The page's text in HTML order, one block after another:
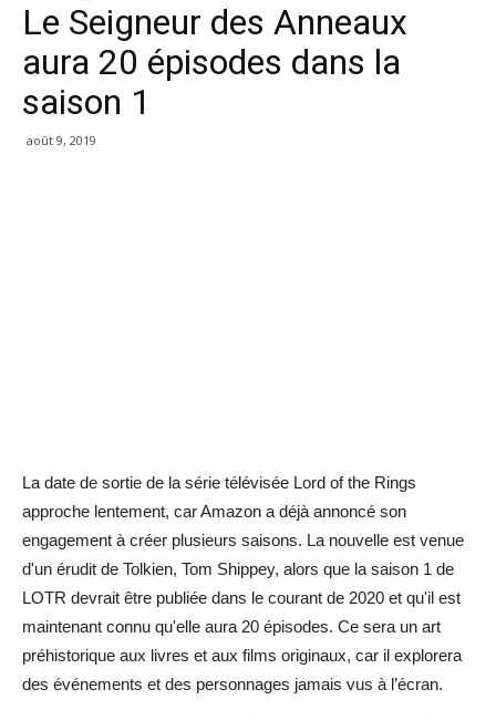
Le Seigneur des Anneaux
aura 20 épisodes dans la
saison 1
août 9, 2019
La date de sortie de la série télévisée Lord of the Rings
approche lentement, car Amazon a déjà annoncé son
engagement à créer plusieurs saisons. La nouvelle est venue
d'un érudit de Tolkien, Tom Shippey, alors que la saison 1 de
LOTR devrait être publiée dans le courant de 2020 et qu'il est
maintenant connu qu'elle aura 20 épisodes. Ce sera un art
préhistorique aux livres et aux films originaux, car il explorera
des événements et des personnages jamais vus à l’écran.